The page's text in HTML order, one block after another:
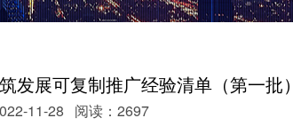
发展可复制推广经验清单（第一批）
11-28 阅读：2697